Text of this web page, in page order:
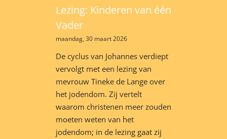
Lezing: Kinderen van één
Vader
maandag, 30 maart 2026
De cyclus van Johannes verdiept
vervolgt met een lezing van
mevrouw Tineke de Lange over
het jodendom. Zij vertelt
waarom christenen meer zouden
moeten weten van het
jodendom; in de lezing gaat zij